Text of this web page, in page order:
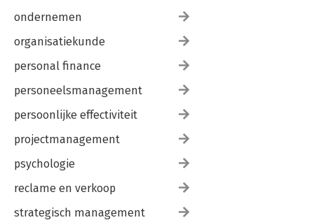
ondernemen
organisatiekunde
personal finance
personeelsmanagement
persoonlijke effectiviteit
projectmanagement
psychologie
reclame en verkoop
strategisch management